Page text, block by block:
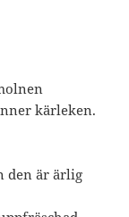
kärleken.
den är ärlig